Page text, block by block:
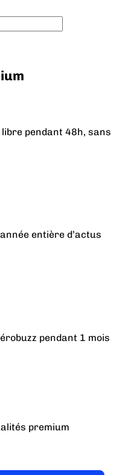
pendant 48h, sans
entière d’actus
pendant 1 mois
premium